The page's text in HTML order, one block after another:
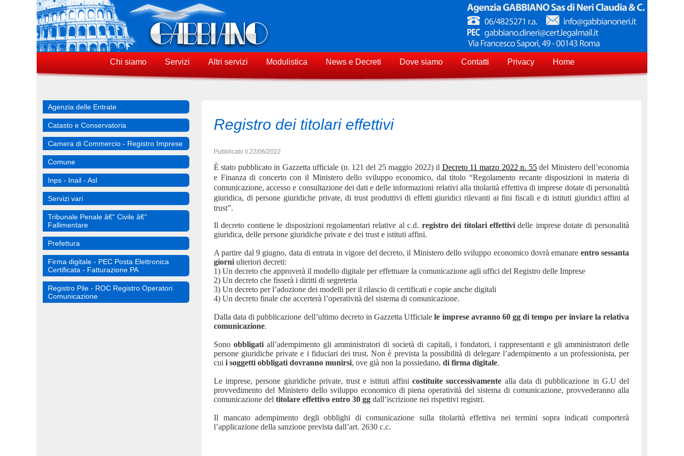
Chi siamo Servizi Altri servizi Modulistica News e Decreti Dove siamo Contatti Privacy Home
Agenzia delle Entrate
Catasto e Conservatoria
Camera di Commercio - Registro Imprese
Comune
Inps - Inail - Asl
Servizi vari
Tribunale Penale â€“ Civile â€“
Fallimentare
Prefettura
Firma digitale - PEC Posta Elettronica
Certificata - Fatturazione PA
Registro Pile - ROC Registro Operatori
Comunicazione
Registro dei titolari effettivi
Pubblicato il 22/06/2022
È stato pubblicato in Gazzetta ufficiale (n. 121 del 25 maggio 2022) il Decreto 11 marzo 2022 n. 55del Ministero dell’economia
e Finanza di concerto con il Ministero dello sviluppo economico, dal titolo “Regolamento recante disposizioni in materia di
comunicazione, accesso e consultazione dei dati e delle informazioni relativi alla titolarità effettiva di imprese dotate di personalità
giuridica, di persone giuridiche private, di trust produttivi di effetti giuridici rilevanti ai fini fiscali e di istituti giuridici affini al
trust”.
Il decreto contiene le disposizioni regolamentari relative al c.d. registro dei titolari effettividelle imprese dotate di personalità
giuridica, delle persone giuridiche private e dei trust e istituti affini.
A partire dal 9 giugno, data di entrata in vigore del decreto, il Ministero dello sviluppo economico dovrà emanare entro sessanta
giorni ulteriori decreti:
1) Un decreto che approverà il modello digitale per effettuare la comunicazione agli uffici del Registro delle Imprese
2) Un decreto che fisserà i diritti di segreteria
3) Un decreto per l’adozione dei modelli per il rilascio di certificati e copie anche digitali
4) Un decreto finale che accerterà l’operatività del sistema di comunicazione.
Dalla data di pubblicazione dell’ultimo decreto in Gazzetta Ufficialele imprese avranno 60 gg di tempo per inviare la relativa
comunicazione.
Sonoobbligatiall’adempimento gli amministratori di società di capitali, i fondatori, i rappresentanti e gli amministratori delle
persone giuridiche private e i fiduciari dei trust. Non è prevista la possibilità di delegare l’adempimento a un professionista, per
cui i soggetti obbligati dovranno munirsi, ove già non la possiedano, di firma digitale.
Le imprese, persone giuridiche private, trust e istituti affinicostituite successivamente alla data di pubblicazione in G.U del
provvedimento del Ministero dello sviluppo economico di piena operatività del sistema di comunicazione, provvederanno alla
comunicazione del titolare effettivo entro 30 gg dall’iscrizione nei rispettivi registri.
Il mancato adempimento degli obblighi di comunicazione sulla titolarità effettiva nei termini sopra indicati comporterà
l’applicazione della sanzione prevista dall’art. 2630 c.c.